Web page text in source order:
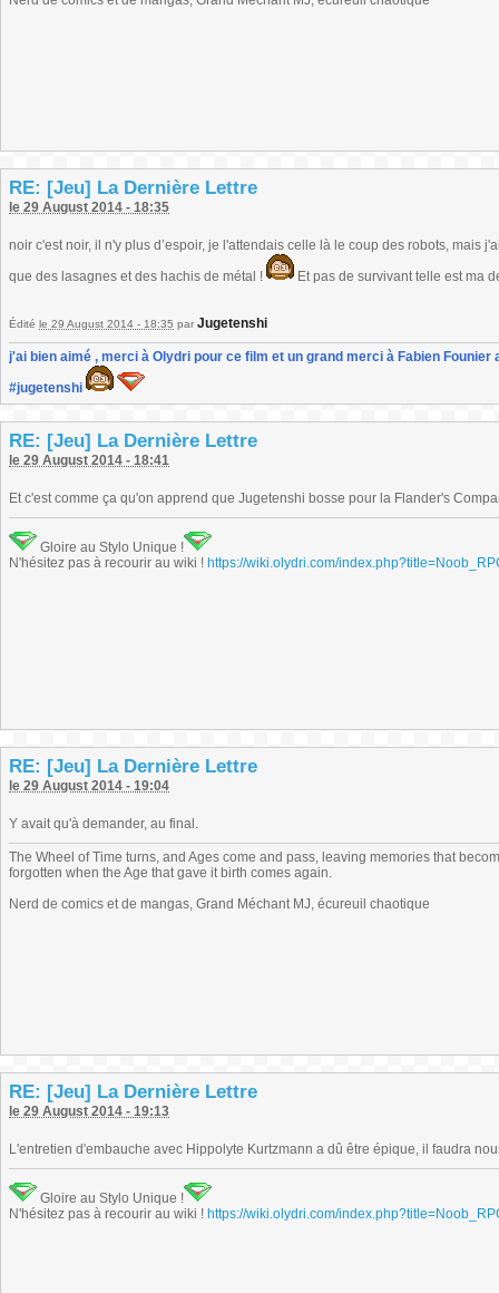
RE: [Jeu] La Dernière Lettre
le 29 August 2014 - 18:35
noir c'est noir, il n'y plus d’espoir, je l'attendais celle là le coup des robots, mais
que des lasagnes et des hachis de métal !
Et pas de survivant telle est ma
Édité le 29 August 2014 - 18:35 par Jugetenshi
j'ai bien aimé , merci à Olydri pour ce film et un grand merci à Fabien
#jugetenshi
RE: [Jeu] La Dernière Lettre
le 29 August 2014 - 18:41
Et c'est comme ça qu'on apprend que Jugetenshi bosse pour la Flander's
Gloire au Stylo Unique !
N'hésitez pas à recourir au wiki ! https://wiki.olydri.com/
RE: [Jeu] La Dernière Lettre
le 29 August 2014 - 19:04
Y avait qu'à demander, au final.
The Wheel of Time turns, and Ages come and pass, leaving memories that
forgotten when the Age that gave it birth comes again.
Nerd de comics et de mangas, Grand Méchant MJ, écureuil chaotique
RE: [Jeu] La Dernière Lettre
le 29 August 2014 - 19:13
L'entretien d'embauche avec Hippolyte Kurtzmann a dû être épique, il faudra
Gloire au Stylo Unique !
N'hésitez pas à recourir au wiki ! https://wiki.olydri.com/